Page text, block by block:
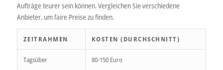
Aufträge teurer sein können. Vergleichen Sie verschiedene
Anbieter, um faire Preise zu finden.
ZEITRAHMEN KOSTEN (DURCHSCHNITT)
Tagsüber 80-150 Euro